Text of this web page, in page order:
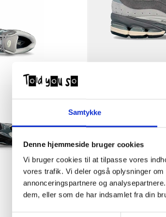
Samtykke
Denne hjemmeside bruger cookies
Vi bruger cookies til at tilpasse vores
vores trafik. Vi deler også oplysninger
annonceringspartnere og
dem, eller som de har indsamlet fra din